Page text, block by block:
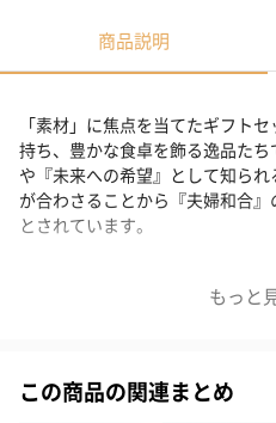
商品説明
もっと
「素材」に焦点を当てたギフト
持ち、豊かな食卓を飾る逸品たち
や『未来への希望』として知ら
が合わさることから『夫婦和合
とされています。
マテリアルが意味を持ち、豊かな
この商品の関連まとめ